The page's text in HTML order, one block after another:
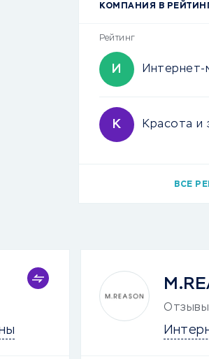
КОМПАНИЯ В
Рейтинг
И Интернет-
К Красота и
ВСЕ
Отзывы